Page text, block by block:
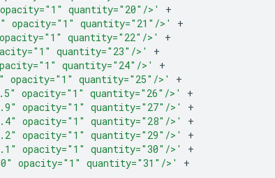
quantity="20"/>'
+
opacity="1" quantity="21"/>'
+
quantity="22"/>'
+
quantity="23"/>'
+
quantity="24"/>'
+
opacity="1" quantity="25"/>'
+
opacity="1" quantity="26"/>'
+
opacity="1" quantity="27"/>'
+
opacity="1" quantity="28"/>'
+
opacity="1" quantity="29"/>'
+
opacity="1" quantity="30"/>'
+
opacity="1" quantity="31"/>'
+